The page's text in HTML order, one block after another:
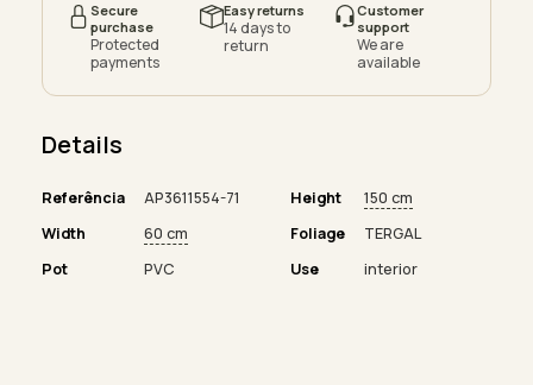
Secure
purchase
Protected
payments
Easy returns
14 days to
return
Customer
support
We are
available
Details
Referência AP3611554-71 Height
150 cm
Width
60 cm Foliage
TERGAL
Pot
PVC Use interior